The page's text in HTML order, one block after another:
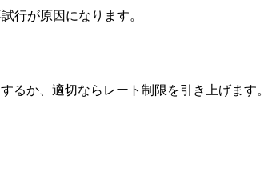
行が原因になります。
るか、適切ならレート制限を引き上げます。